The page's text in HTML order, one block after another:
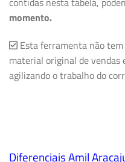
momento.
Esta ferramenta não
material original de vendas
agilizando o trabalho do
Diferenciais Amil